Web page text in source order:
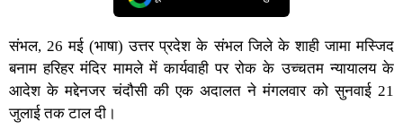
संभल, 26 मई (भाषा) उत्तर प्रदेश के संभल जिले के शाही जामा मस्जिद
बनाम हरिहर मंदिर मामले में कार्यवाही पर रोक के उच्चतम न्यायालय के
आदेश के मद्देनजर चंदौसी की एक अदालत ने मंगलवार को सुनवाई 21
जुलाई तक टाल दी।